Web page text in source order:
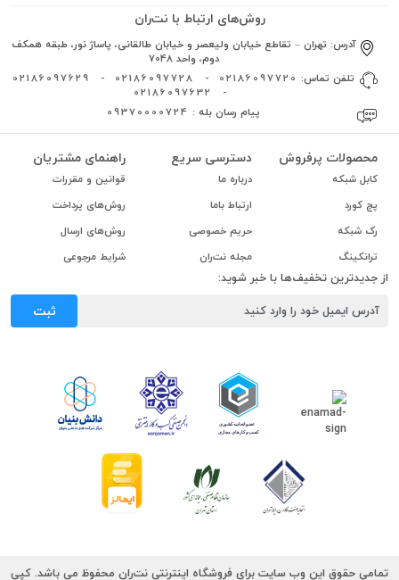
روش‌های ارتباط با نت‌ران
آدرس:تهران – تقاطع خیابان ولیعصر و خیابان طالقانی، پاساژ نور، طبقه همکف
دوم، واحد 7048
تلفن تماس:02186097720
02186097728
02186097629
02186097632
پیام رسان بله : 09370000724
محصولات پرفروش
کابل شبکه
پچ کورد
رک شبکه
ترانکینگ
دسترسی سریع
درباره ما
ارتباط باما
حریم خصوصی
مجله نت‌ران
راهنمای مشتریان
قوانین و مقررات
روش‌های پرداخت
روش‌های ارسال
شرایط مرجوعی
از جدیدترین تخفیف‌ها با خبر شوید:
ثبت
تمامی حقوق این وب سایت برای فروشگاه اینترنتی نت‌ران محفوظ می باشد. کپی